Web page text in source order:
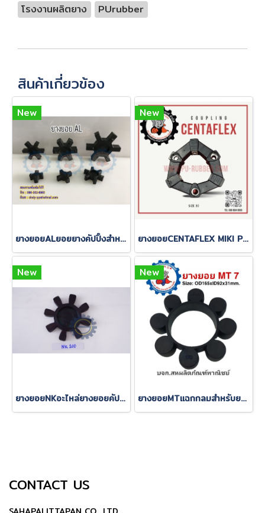
โรงงานผลิตยาง
PUrubber
สินค้าเกี่ยวข้อง
New
ยางยอยALยอยยางคัปปิ๊งสำหรับยอยมอเตอร์ใช้รองกันเสียดสีของยอย
New
ยางยอยCENTAFLEX MIKI PULLEYรุ่นมีบ่า SIZE No.16-No.80
New
ยางยอยNKอะไหล่ยางยอยคัปปิ้งNKมีหลายรุ่นสอบถามเพิ่มเติมได้ค่ะ
New
ยางยอยMTแฉกกลมสำหรับยอยมอเตอร์วัสดุยางยอยเกรดคุณภาพ
CONTACT US